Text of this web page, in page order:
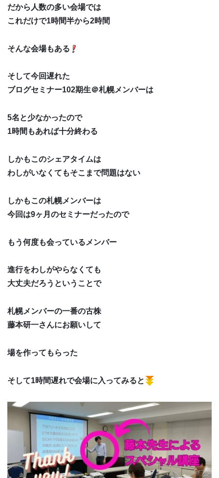
だから人数の多い会場では
これだけで1時間半から2時間
そんな会場もある
そして今回遅れた
ブログセミナー102期生＠札幌メンバーは
5名と少なかったので
1時間もあれば十分終わる
しかもこのシェアタイムは
わしがいなくてもそこまで問題はない
しかもこの札幌メンバーは
今回は9ヶ月のセミナーだったので
もう何度も会っているメンバー
進行をわしがやらなくても
大丈夫だろうということで
札幌メンバーの一番の古株
藤本研一さんにお願いして
場を作ってもらった
そして1時間遅れで会場に入ってみると